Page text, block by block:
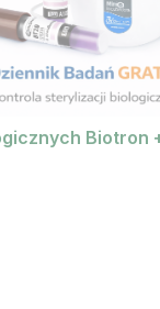
Biotron